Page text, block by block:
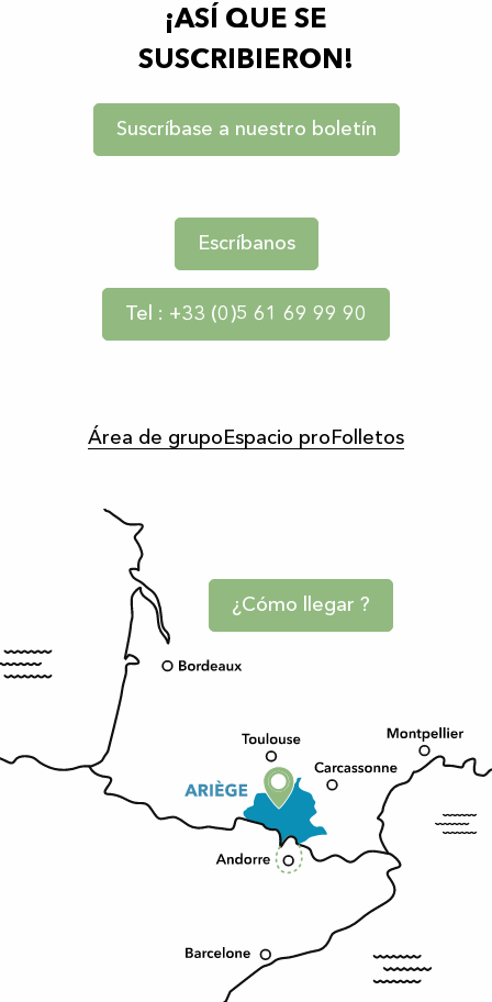
¡ASÍ QUE SE
SUSCRIBIERON!
Suscríbase a nuestro boletín
Escríbanos
Tel : +33 (0)5 61 69 99 90
Área de grupo Espacio pro Folletos
¿Cómo llegar ?